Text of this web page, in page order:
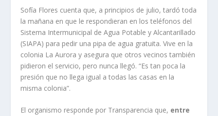
Sofía Flores cuenta que, a principios de julio, tardó toda
la mañana en que le respondieran en los teléfonos del
Sistema Intermunicipal de Agua Potable y Alcantarillado
(SIAPA) para pedir una pipa de agua gratuita. Vive en la
colonia La Aurora y asegura que otros vecinos también
pidieron el servicio, pero nunca llegó. “Es tan poca la
presión que no llega igual a todas las casas en la
misma colonia”.
El organismo responde por Transparencia que, entre